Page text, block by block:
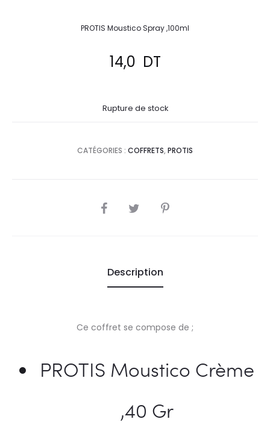
PROTIS Moustico Spray ,100ml
14,0 DT
Rupture de stock
CATÉGORIES : COFFRETS, PROTIS
SHARE
Description
Ce coffret se compose de ;
PROTIS Moustico Crème
,40 Gr